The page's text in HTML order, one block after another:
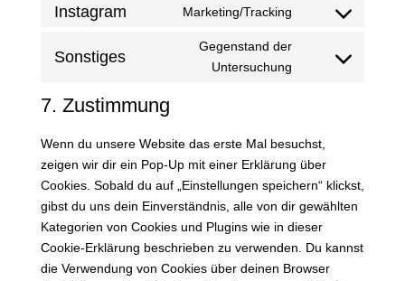
recaptcha
service
Instagram Marketing/Tracking
Consent
service
Sonstiges
Gegenstand der
Untersuchung
Consent
7. Zustimmung
Wenn du unsere Website das erste Mal besuchst,
zeigen wir dir ein Pop-Up mit einer Erklärung über
Cookies. Sobald du auf „Einstellungen speichern“ klickst,
gibst du uns dein Einverständnis, alle von dir gewählten
Kategorien von Cookies und Plugins wie in dieser
Cookie-Erklärung beschrieben zu verwenden. Du kannst
die Verwendung von Cookies über deinen Browser